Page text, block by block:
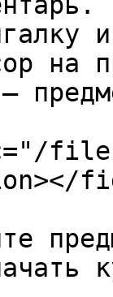
на
files/